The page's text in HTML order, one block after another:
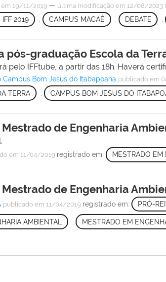
em 19/11/2019 — última modificação em 12/08/2023
IFF 2019 CAMPUS MACAÉ DEBATE ,
pós-graduação Escola da
pelo IFFtube, a partir das 18h. Haverá
Bom Jesus do Itabapoana publicado em
TERRA CAMPUS BOM JESUS DO
de Engenharia
em 11/04/2019 registrado em: MESTRADO EM
de Engenharia
publicado em 11/04/2019 registrado em: PRÓ-
AMBIENTAL MESTRADO EM